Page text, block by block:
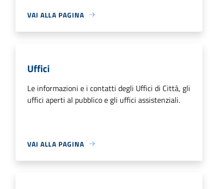
VAI ALLA PAGINA
Uffici
Le informazioni e i contatti degli Uffici di Città, gli
uffici aperti al pubblico e gli uffici assistenziali.
VAI ALLA PAGINA